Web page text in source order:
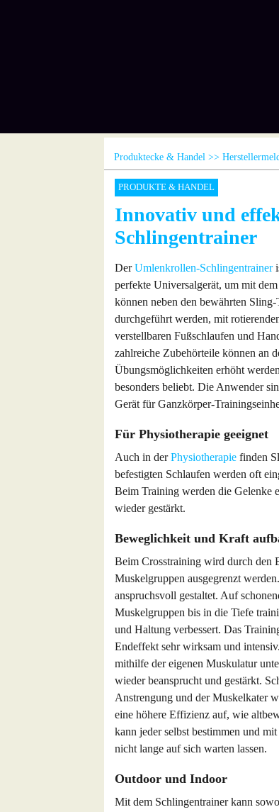
Produktecke & Handel
PRODUKTE & HANDEL
Innovativ und
Schlingentrainer
DerUmlenkrollen-Schlingentrainer
perfekte Universalgerät, um mit
können neben den bewährten
durchgeführt werden, mit
verstellbaren Fußschlaufen und
zahlreiche Zubehörteile können an
Übungsmöglichkeiten erhöht
besonders beliebt. Die Anwender
Gerät für Ganzkörper-
Für Physiotherapie geeignet
Auch in derPhysiotherapie finden
befestigten Schlaufen werden oft
Beim Training werden die Gelenke
wieder gestärkt.
Beweglichkeit und Kraft
Beim Crosstraining wird durch den
Muskelgruppen ausgegrenzt
anspruchsvoll gestaltet. Auf
Muskelgruppen bis in die Tiefe
und Haltung verbessert. Das
Endeffekt sehr wirksam und
mithilfe der eigenen Muskulatur
wieder beansprucht und gestärkt.
Anstrengung und der Muskelkater
eine höhere Effizienz auf, wie
kann jeder selbst bestimmen und
nicht lange auf sich warten lassen.
Outdoor und Indoor
Mit dem Schlingentrainer kann